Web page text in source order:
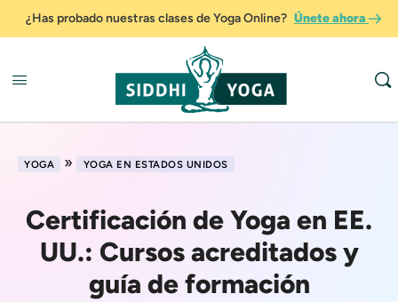
¿Has probado nuestras clases de Yoga Online? Únete ahora
YOGA » YOGA EN ESTADOS UNIDOS
Certificación de Yoga en EE.
UU.: Cursos acreditados y
guía de formación